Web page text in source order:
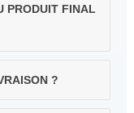
PRODUIT FINAL
?